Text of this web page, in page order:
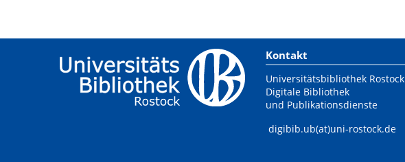
Kontakt
Universitätsbibliothek Rostock
Digitale Bibliothek
und Publikationsdienste
digibib.ub(at)uni-rostock.de